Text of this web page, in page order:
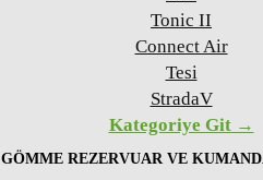
Tonic II
Connect Air
Tesi
StradaV
Kategoriye Git →
GÖMME REZERVUAR VE